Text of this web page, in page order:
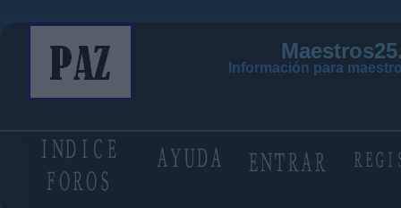
Información para